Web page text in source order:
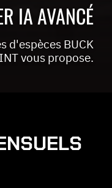
IA AVANCÉ
d'espèces BUCK
vous propose.